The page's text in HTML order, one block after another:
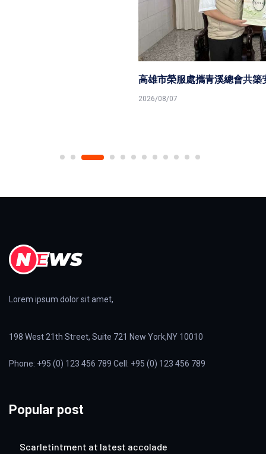
高雄市榮服處攜青溪總會共築安心御老平台
Lorem ipsum dolor sit amet,
198 West 21th Street, Suite 721 New York,NY 10010
Phone: +95 (0) 123 456 789 Cell: +95 (0) 123 456 789
Popular post
Scarletintment at latest accolade